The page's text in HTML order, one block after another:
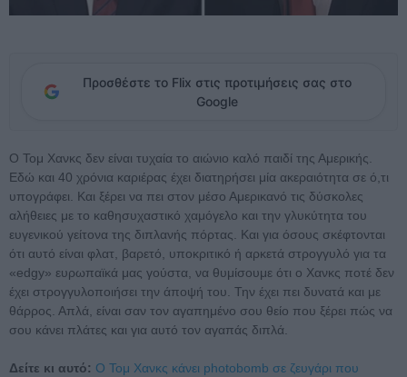
Προσθέστε το Flix στις προτιμήσεις σας στο
Google
Ο Τομ Χανκς δεν είναι τυχαία το αιώνιο καλό παιδί της Αμερικής.
Εδώ και 40 χρόνια καριέρας έχει διατηρήσει μία ακεραιότητα σε ό,τι
υπογράφει. Και ξέρει να πει στον μέσο Αμερικανό τις δύσκολες
αλήθειες με το καθησυχαστικό χαμόγελο και την γλυκύτητα του
ευγενικού γείτονα της διπλανής πόρτας. Και για όσους σκέφτονται
ότι αυτό είναι φλατ, βαρετό, υποκριτικό ή αρκετά στρογγυλό για τα
«edgy» ευρωπαϊκά μας γούστα, να θυμίσουμε ότι ο Χανκς ποτέ δεν
έχει στρογγυλοποιήσει την άποψή του. Την έχει πει δυνατά και με
θάρρος. Απλά, είναι σαν τον αγαπημένο σου θείο που ξέρει πώς να
σου κάνει πλάτες και για αυτό τον αγαπάς διπλά.
Δείτε κι αυτό: Ο Τομ Χανκς κάνει photobomb σε ζευγάρι που